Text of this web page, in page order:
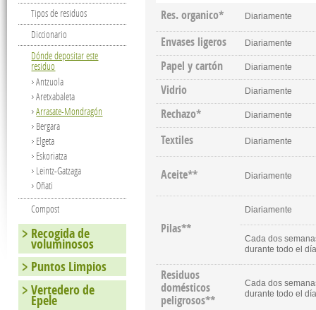
Res. organico*
Diariamente
Envases ligeros Diariamente
Papel y cartón Diariamente
Vidrio Diariamente
Rechazo* Diariamente
Textiles Diariamente
Aceite** Diariamente
Pilas**
Diariamente
Cada dos
durante todo el
Residuos
domésticos
peligrosos**
Cada dos
durante todo el
Tipos de residuos
Diccionario
Dónde depositar este
residuo
Antzuola
Aretxabaleta
Arrasate-Mondragón
Bergara
Elgeta
Eskoriatza
Leintz-Gatzaga
Oñati
Compost
Recogida de
voluminosos
Puntos Limpios
Vertedero de
Epele